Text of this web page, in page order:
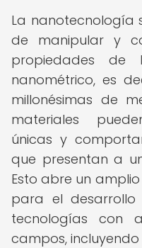
La nanotecnología
de manipular y
propiedades de
nanométrico, es
millonésimas de
materiales
únicas y
que presentan a
Esto abre un
para el desarrollo
tecnologías con
campos,